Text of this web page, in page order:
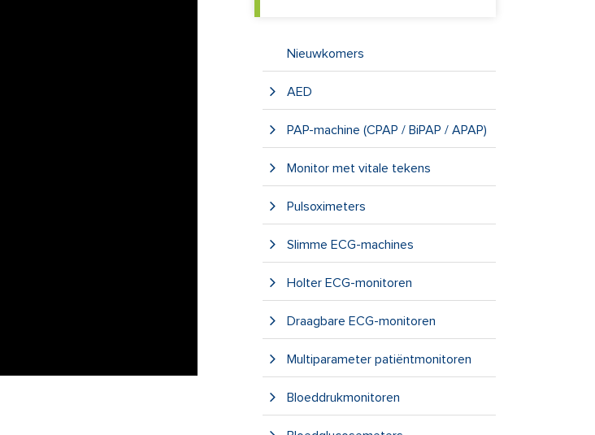
Nieuwkomers
AED
PAP-machine (CPAP / BiPAP / APAP)
Monitor met vitale tekens
Pulsoximeters
Slimme ECG-machines
Holter ECG-monitoren
Draagbare ECG-monitoren
Multiparameter patiëntmonitoren
Bloeddrukmonitoren